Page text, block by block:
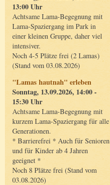
13:00 Uhr
Achtsame Lama-Begegnung mit
Lama-Spaziergang im Park in
einer kleinen Gruppe, daher viel
intensiver.
Noch 4-5 Plätze frei (2 Lamas)
(Stand vom 03.08.2026)
"Lamas hautnah" erleben
Sonntag, 13.09.2026, 14:00 -
15:30 Uhr
Achtsame Lama-Begegnung mit
kurzem Lama-Spaziergang für alle
Generationen.
* Barrierefrei * Auch für Senioren
und für Kinder ab 4 Jahren
geeignet *
Noch 8 Plätze frei (Stand vom
03.08.2026)